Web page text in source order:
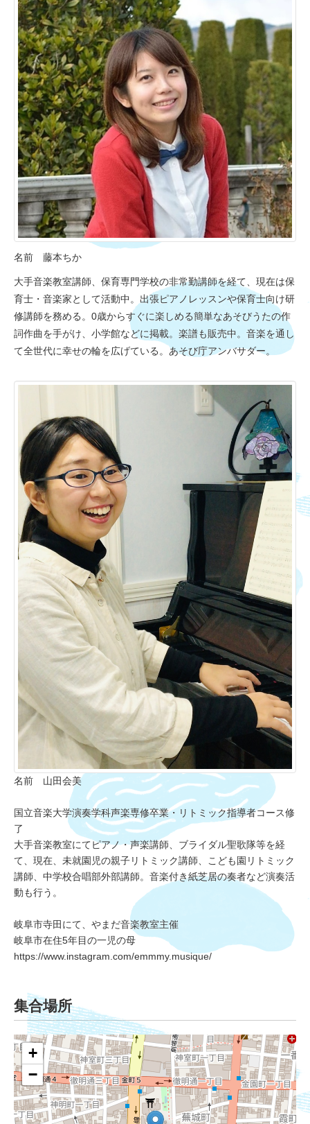
名前 藤本ちか
大手音楽教室講師、保育専門学校の非常勤講師を経て、現在は保
育士・音楽家として活動中。出張ピアノレッスンや保育士向け研
修講師を務める。0歳からすぐに楽しめる簡単なあそびうたの作
詞作曲を手がけ、小学館などに掲載。楽譜も販売中。音楽を通し
て全世代に幸せの輪を広げている。あそび庁アンバサダー。
名前 山田会美
国立音楽大学演奏学科声楽専修卒業・リトミック指導者コース修
了
大手音楽教室にてピアノ・声楽講師、ブライダル聖歌隊等を経
て、現在、未就園児の親子リトミック講師、こども園リトミック
講師、中学校合唱部外部講師。音楽付き紙芝居の奏者など演奏活
動も行う。
岐阜市寺田にて、やまだ音楽教室主催
岐阜市在住5年目の一児の母
https://www.instagram.com/emmmy.musique/
集合場所
+
−